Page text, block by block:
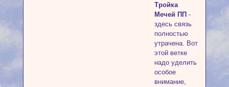
Тройка
Мечей ПП -
здесь связь
полностью
утрачена. Вот
этой ветке
надо уделить
особое
внимание,